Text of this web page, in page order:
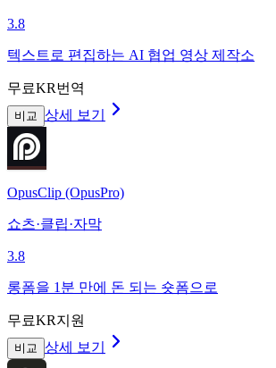
3.8
텍스트로 편집하는 AI 협업 영상 제작소
무료KR번역
비교 상세 보기
OpusClip (OpusPro)
쇼츠·클립·자막
3.8
롱폼을 1분 만에 돈 되는 숏폼으로
무료KR지원
비교 상세 보기